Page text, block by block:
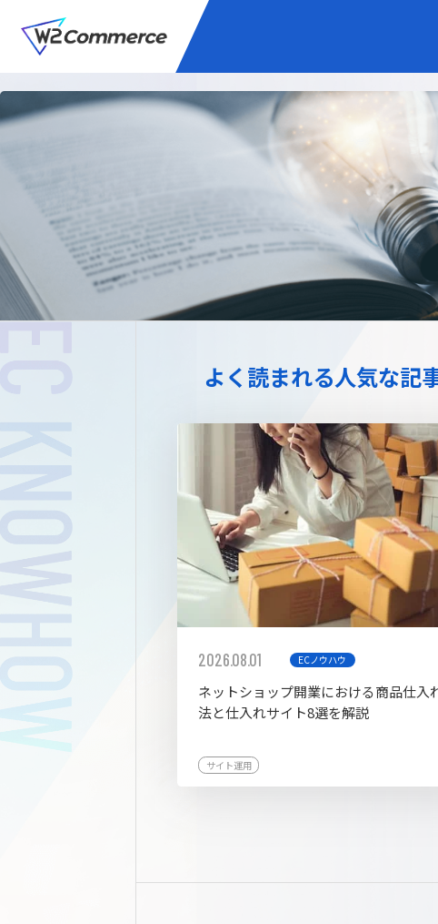
サービス
BtoC向けECサイト
W2Commerce
Unified
拡張プラグ
よく読まれる人気な記
2026.08.01 ECノウハウ
ネットショップ開業における商品仕入
法と仕入れサイト8選を解説
サイト運用